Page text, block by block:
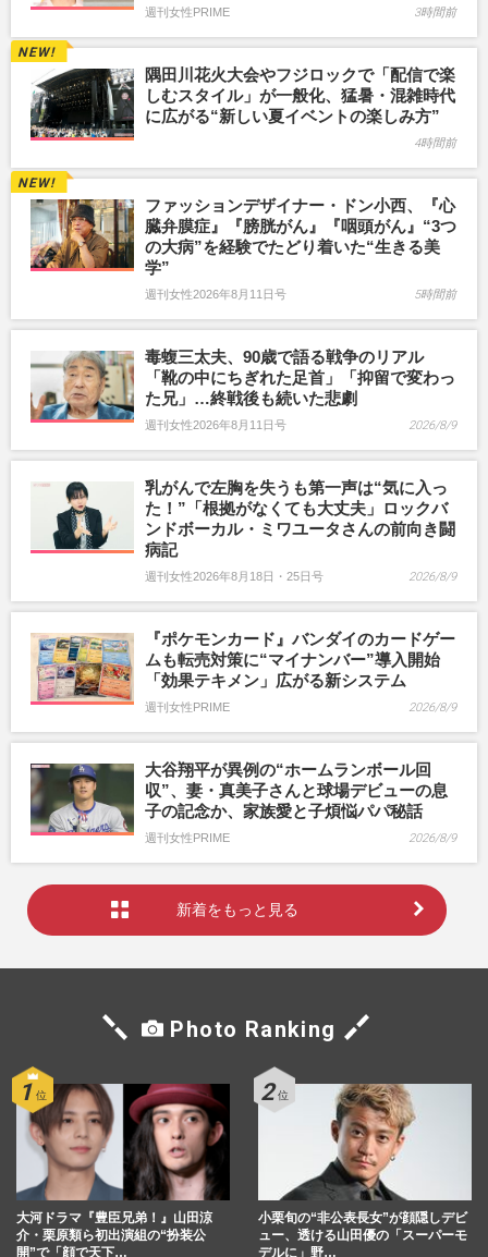
週刊女性PRIME 3時間前
隅田川花火大会やフジロックで「配信で楽
しむスタイル」が一般化、猛暑・混雑時代
に広がる“新しい夏イベントの楽しみ方”
4時間前
ファッションデザイナー・ドン小西、『心
臓弁膜症』『膀胱がん』『咽頭がん』“3つ
の大病”を経験でたどり着いた“生きる美
学”
週刊女性2026年8月11日号 5時間前
毒蝮三太夫、90歳で語る戦争のリアル
「靴の中にちぎれた足首」「抑留で変わっ
た兄」…終戦後も続いた悲劇
週刊女性2026年8月11日号 2026/8/9
乳がんで左胸を失うも第一声は“気に入っ
た！”「根拠がなくても大丈夫」ロックバ
ンドボーカル・ミワユータさんの前向き闘
病記
週刊女性2026年8月18日・25日号 2026/8/9
『ポケモンカード』バンダイのカードゲー
ムも転売対策に“マイナンバー”導入開始
「効果テキメン」広がる新システム
週刊女性PRIME 2026/8/9
大谷翔平が異例の“ホームランボール回
収”、妻・真美子さんと球場デビューの息
子の記念か、家族愛と子煩悩パパ秘話
週刊女性PRIME 2026/8/9
新着をもっと見る
Photo Ranking
大河ドラマ『豊臣兄弟！』山田涼
介・栗原類ら初出演組の“扮装公
開”で「顔で天下…
小栗旬の“非公表長女”が顔隠しデビ
ュー、透ける山田優の「スーパーモ
デルに」野…